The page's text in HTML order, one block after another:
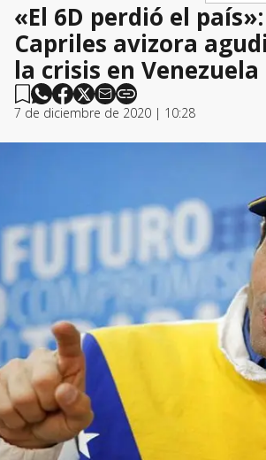
«El 6D perdió el
Capriles avizora
la crisis en Venezuela
7 de diciembre de 2020 | 10:28